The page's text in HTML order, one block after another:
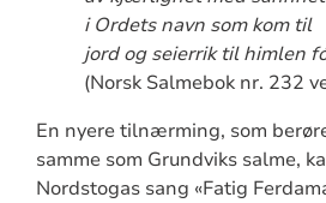
i Ordets navn som kom til
jord og seierrik til himlen
(Norsk Salmebok nr. 232
En nyere tilnærming, som
samme som Grundviks salme,
Nordstogas sang «Fatig